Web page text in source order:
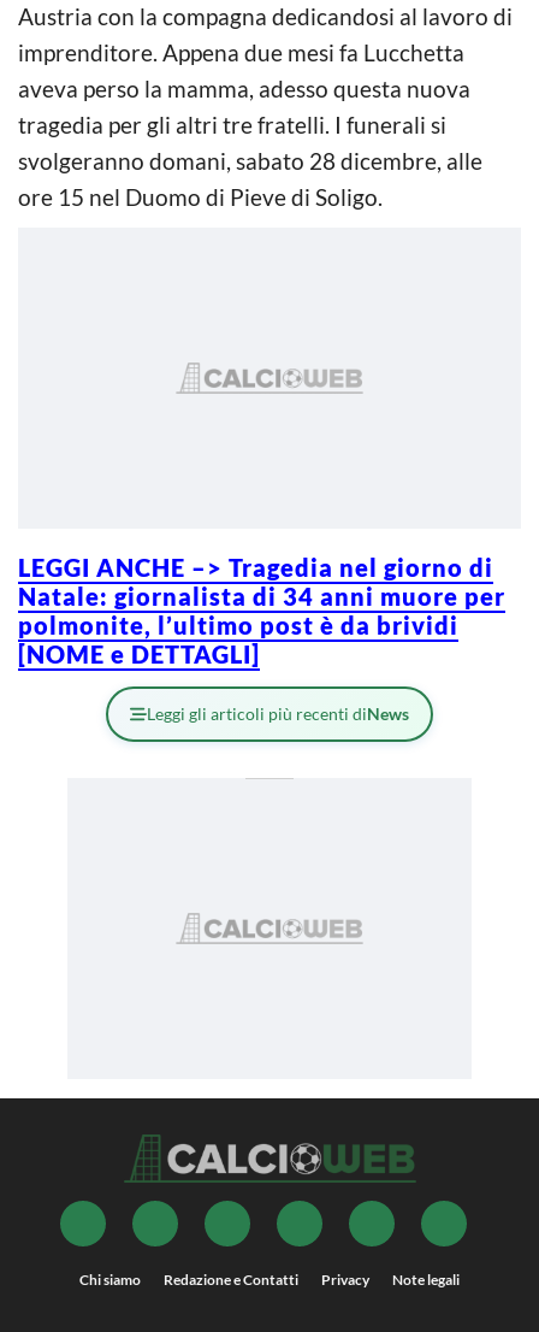
Austria con la compagna dedicandosi al lavoro di
imprenditore. Appena due mesi fa Lucchetta
aveva perso la mamma, adesso questa nuova
tragedia per gli altri tre fratelli. I funerali si
svolgeranno domani, sabato 28 dicembre, alle
ore 15 nel Duomo di Pieve di Soligo.
LEGGI ANCHE –> Tragedia nel giorno di
Natale: giornalista di 34 anni muore per
polmonite, l’ultimo post è da brividi
[NOME e DETTAGLI]
Leggi gli articoli più recenti diNews
Chi siamo Redazione e Contatti Privacy Note legali